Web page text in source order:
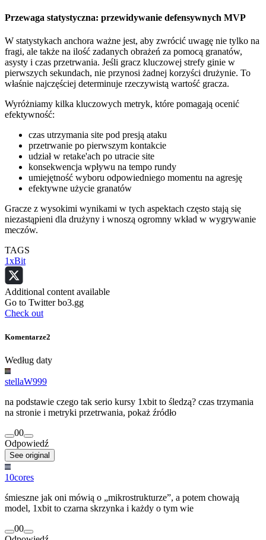
Przewaga statystyczna: przewidywanie defensywnych MVP
W statystykach anchora ważne jest, aby zwrócić uwagę nie tylko na
fragi, ale także na ilość zadanych obrażeń za pomocą granatów,
asysty i czas przetrwania. Jeśli gracz kluczowej strefy ginie w
pierwszych sekundach, nie przynosi żadnej korzyści drużynie. To
właśnie najczęściej determinuje rzeczywistą wartość gracza.
Wyróżniamy kilka kluczowych metryk, które pomagają ocenić
efektywność:
czas utrzymania site pod presją ataku
przetrwanie po pierwszym kontakcie
udział w retake'ach po utracie site
konsekwencja wpływu na tempo rundy
umiejętność wyboru odpowiedniego momentu na agresję
efektywne użycie granatów
Gracze z wysokimi wynikami w tych aspektach często stają się
niezastąpieni dla drużyny i wnoszą ogromny wkład w wygrywanie
meczów.
TAGS
1xBit
Additional content available
Go to Twitter bo3.gg
Check out
Komentarze2
Według daty
stellaW999
na podstawie czego tak serio kursy 1xbit to śledzą? czas trzymania
na stronie i metryki przetrwania, pokaż źródło
00
Odpowiedź
See original
10cores
śmieszne jak oni mówią o „mikrostrukturze”, a potem chowają
model, 1xbit to czarna skrzynka i każdy o tym wie
00